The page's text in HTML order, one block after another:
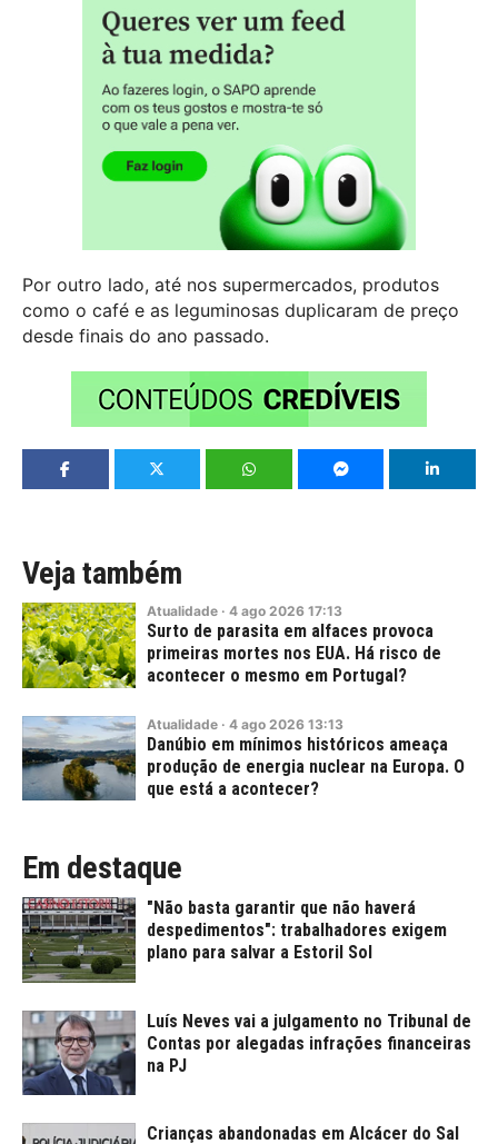
Por outro lado, até nos supermercados, produtos
como o café e as leguminosas duplicaram de preço
desde finais do ano passado.
Veja também
Atualidade · 4 ago 2026 17:13
Surto de parasita em alfaces provoca
primeiras mortes nos EUA. Há risco de
acontecer o mesmo em Portugal?
Atualidade · 4 ago 2026 13:13
Danúbio em mínimos históricos ameaça
produção de energia nuclear na Europa. O
que está a acontecer?
Em destaque
"Não basta garantir que não haverá
despedimentos": trabalhadores exigem
plano para salvar a Estoril Sol
Luís Neves vai a julgamento no Tribunal de
Contas por alegadas infrações financeiras
na PJ
Crianças abandonadas em Alcácer do Sal